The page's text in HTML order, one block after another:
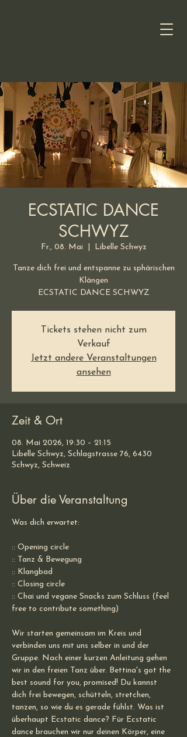
ECSTATIC DANCE
SCHWYZ
Fr., 08. Mai Libelle Schwyz
Tanze dich frei und entspanne zu sphärischen
Klängen
ECSTATIC DANCE SCHWYZ
Tickets stehen nicht zum
Verkauf
Jetzt andere Veranstaltungen
ansehen
Zeit & Ort
08. Mai 2026, 19:30 – 21:15
Libelle Schwyz, Schlagstrasse 76, 6430
Schwyz, Schweiz
Über die Veranstaltung
Was dich erwartet:
:: Opening circle
:: Tanz & Bewegung
:: Klangbad
:: Closing circle
:: Chai und vegane Snacks zum Schluss (feel
free to contribute something)
Wir starten gemeinsam im Kreis und
verbinden uns mit uns selber in und der
Gruppe. Nach einer kurzen Anleitung gehen
wir in den freien Tanz über. Bettina's got the
best sound for you, promised! Du kannst
dich frei bewegen, schütteln, stretchen,
tanzen, so wie du es gerade fühlst. Was ist
überhaupt Ecstatic dance? Für Ecstatic
dance brauchen wir nur deinen Körper, eine